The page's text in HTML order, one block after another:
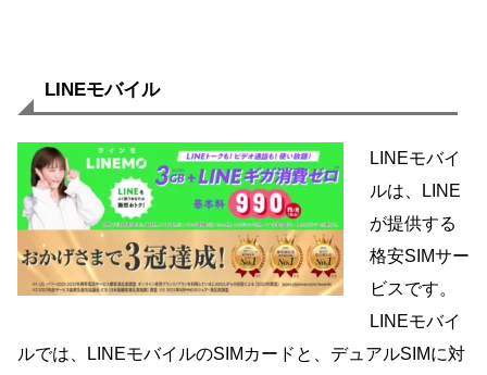
LINEモバイル
LINEモバイ
ルは、LINE
が提供する
格安SIMサー
ビスです。
LINEモバイ
ルでは、LINEモバイルのSIMカードと、デュアルSIMに対